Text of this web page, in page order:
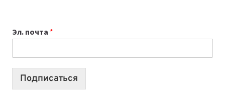
СОЗДАВАТЬ
ПРОДУКТЫ
Эл. почта *
Подписаться